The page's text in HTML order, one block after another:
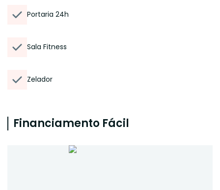
Portaria 24h
Sala Fitness
Zelador
Financiamento Fácil